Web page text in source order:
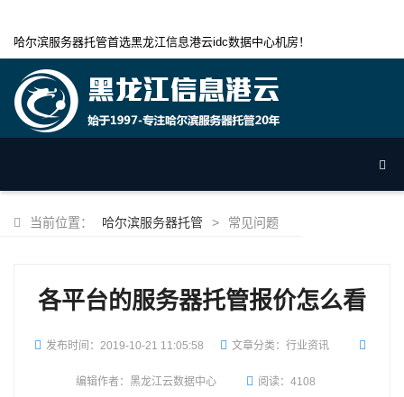
哈尔滨服务器托管首选黑龙江信息港云idc数据中心机房！
当前位置： 哈尔滨服务器托管 > 常见问题
各平台的服务器托管报价怎么看
发布时间： 2019-10-21 11:05:58 文章分类：行业资讯
编辑作者：黑龙江云数据中心 阅读：4108